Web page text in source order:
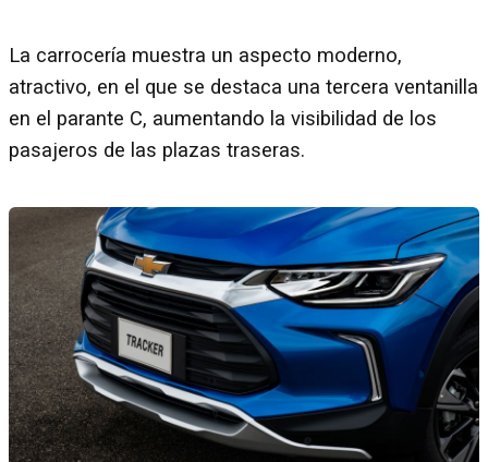
La carrocería muestra un aspecto moderno,
atractivo, en el que se destaca una tercera ventanilla
en el parante C, aumentando la visibilidad de los
pasajeros de las plazas traseras.